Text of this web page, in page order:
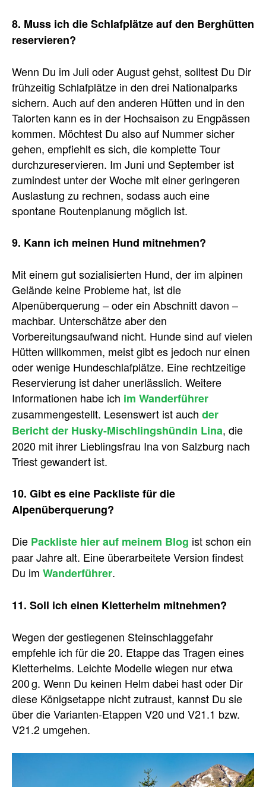
8. Muss ich die Schlafplätze auf den Berghütten
reservieren?
Wenn Du im Juli oder August gehst, solltest Du Dir
frühzeitig Schlafplätze in den drei Nationalparks
sichern. Auch auf den anderen Hütten und in den
Talorten kann es in der Hochsaison zu Engpässen
kommen. Möchtest Du also auf Nummer sicher
gehen, empfiehlt es sich, die komplette Tour
durchzureservieren. Im Juni und September ist
zumindest unter der Woche mit einer geringeren
Auslastung zu rechnen, sodass auch eine
spontane Routenplanung möglich ist.
9. Kann ich meinen Hund mitnehmen?
Mit einem gut sozialisierten Hund, der im alpinen
Gelände keine Probleme hat, ist die
Alpenüberquerung – oder ein Abschnitt davon –
machbar. Unterschätze aber den
Vorbereitungsaufwand nicht. Hunde sind auf vielen
Hütten willkommen, meist gibt es jedoch nur einen
oder wenige Hundeschlafplätze. Eine rechtzeitige
Reservierung ist daher unerlässlich. Weitere
Informationen habe ich im Wanderführer
zusammengestellt. Lesenswert ist auch der
Bericht der Husky-Mischlingshündin Lina, die
2020 mit ihrer Lieblingsfrau Ina von Salzburg nach
Triest gewandert ist.
10. Gibt es eine Packliste für die
Alpenüberquerung?
Die Packliste hier auf meinem Blog ist schon ein
paar Jahre alt. Eine überarbeitete Version findest
Du im Wanderführer.
11. Soll ich einen Kletterhelm mitnehmen?
Wegen der gestiegenen Steinschlaggefahr
empfehle ich für die 20. Etappe das Tragen eines
Kletterhelms. Leichte Modelle wiegen nur etwa
200 g. Wenn Du keinen Helm dabei hast oder Dir
diese Königsetappe nicht zutraust, kannst Du sie
über die Varianten-Etappen V20 und V21.1 bzw.
V21.2 umgehen.